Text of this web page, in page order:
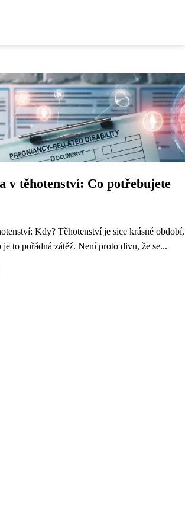
v těhotenství: Co potřebujete
Kdy? Těhotenství je sice krásné období,
je to pořádná zátěž. Není proto divu, že se...